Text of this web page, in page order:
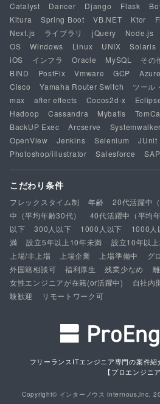
Catalyst
Dancer Django Flask
Kitura
Spring Boot VB.NET Ktor
Next.js
ライブラリ jQuery Node.js
OS
Windows Linux UNIX Solaris
iOS
インフラ Oracle MySQL その
BIND
PostFix Vmware GCP Azure
Cisco
Yamaha Router Switch ツール
max
after effects Cocos2d-x
Hadoop
Cassandra Mybatis
BackUP Exec
Arcserve Systemwalker
OpenView
Jenkins Selenium JUnit
Photoshop/illustrator
Salesforce SAP
こだわり条件
フレックスタイム制 年齢 20代活躍中
中（平均年齢30代）
40代活躍中（平均
以下
300人以下 1000人以下 1000人
満
設立5年以上10年未満 設立10年以
上場/非上場
上場企業 上場準備中 グ
外国籍相談可
福利厚生 残業少なめ
女性エンジニアが在籍(or活躍中)
自社内
験歓迎
リモートワーク可
フリーランスITエンジニア専門の案件紹
【プロエンジニア
Copyright© インターノウス internous,inc.